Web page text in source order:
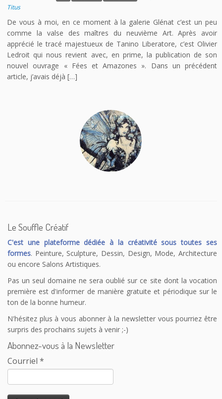
Titus
De vous à moi, en ce moment à la galerie Glénat c’est un peu
comme la valse des maîtres du neuvième Art. Après avoir
apprécié le tracé majestueux de Tanino Liberatore, c’est Olivier
Ledroit qui nous revient avec, en prime, la publication de son
nouvel ouvrage « Fées et Amazones ». Dans un précédent
article, j’avais déjà […]
Le Souffle Créatif
C'est une plateforme dédiée à la créativité sous toutes ses
formes. Peinture, Sculpture, Dessin, Design, Mode, Architecture
ou encore Salons Artistiques.
Pas un seul domaine ne sera oublié sur ce site dont la vocation
première est d'informer de manière gratuite et périodique sur le
ton de la bonne humeur.
N'hésitez plus à vous abonner à la newsletter vous pourriez être
surpris des prochains sujets à venir ;-)
Abonnez-vous à la Newsletter
Courriel *
Le Souffle Créatif
@laplanetetakooEn fait c'est le principe de payer tout le monde
correctement sauf les auteurs qui me dérange. 150 auteurs sur